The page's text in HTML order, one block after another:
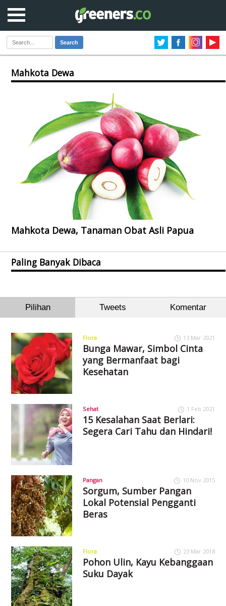
Search
Mahkota Dewa
Mahkota Dewa, Tanaman Obat Asli Papua
Paling Banyak Dibaca
Pilihan Tweets Komentar
Flora 13 Mar 2021
Bunga Mawar, Simbol Cinta
yang Bermanfaat bagi
Kesehatan
Sehat 1 Feb 2021
15 Kesalahan Saat Berlari:
Segera Cari Tahu dan Hindari!
Pangan 10 Nov 2015
Sorgum, Sumber Pangan
Lokal Potensial Pengganti
Beras
Flora 23 Mar 2018
Pohon Ulin, Kayu Kebanggaan
Suku Dayak